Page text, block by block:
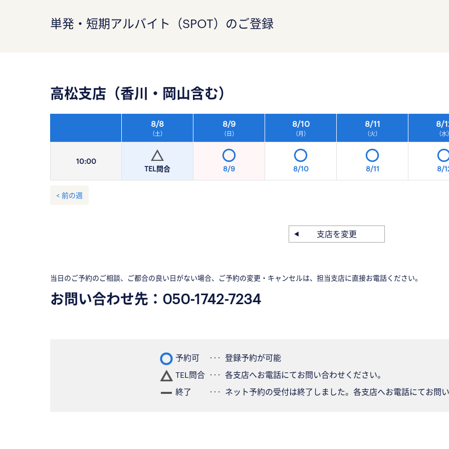
単発・短期アルバイト（SPOT）のご登録
高松支店（香川・岡山含む）
10:00
8/8
（土）
8/9
（日）
8/10
（月）
8/11
（火）
8/
（水）
TEL問合 8/9 8/10 8/11 8/
< 前の週
支店を変更
当日のご予約のご相談、ご都合の良い日がない場合、ご予約の変更・キャンセルは、担当支店に直接お電話ください。
お問い合わせ先： 050-1742-7234
予約可
登録予約が可能
TEL問合
各支店へお電話にてお問い合わせください。
終了
ネット予約の受付は終了しました。各支店へお電話にてお問い